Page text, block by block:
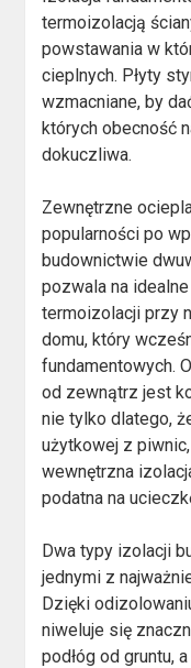
termoizolacją
powstawania w
cieplnych. Płyty
wzmacniane, by
których obecność
dokuczliwa.
Zewnętrzne
popularności po
budownictwie
pozwala na
termoizolacji przy
domu, który
fundamentowych.
od zewnątrz jest
nie tylko dlatego,
użytkowej z
wewnętrzna
podatna na
Dwa typy izolacji
jednymi z
Dzięki
niweluje się
podłóg od gruntu,